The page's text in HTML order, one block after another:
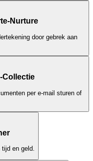
Nurture
door gebrek aan
Collectie
per e-mail sturen of
tijd en geld.